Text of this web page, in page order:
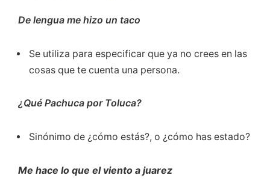
De lengua me hizo un taco
Se utiliza para especificar que ya no crees en las
cosas que te cuenta una persona.
¿Qué Pachuca por Toluca?
Sinónimo de ¿cómo estás?, o ¿cómo has estado?
Me hace lo que el viento a juarez